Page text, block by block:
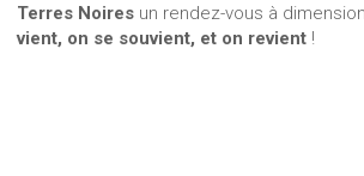
Terres Noires un rendez-vous à
vient, on se souvient, et on revient !